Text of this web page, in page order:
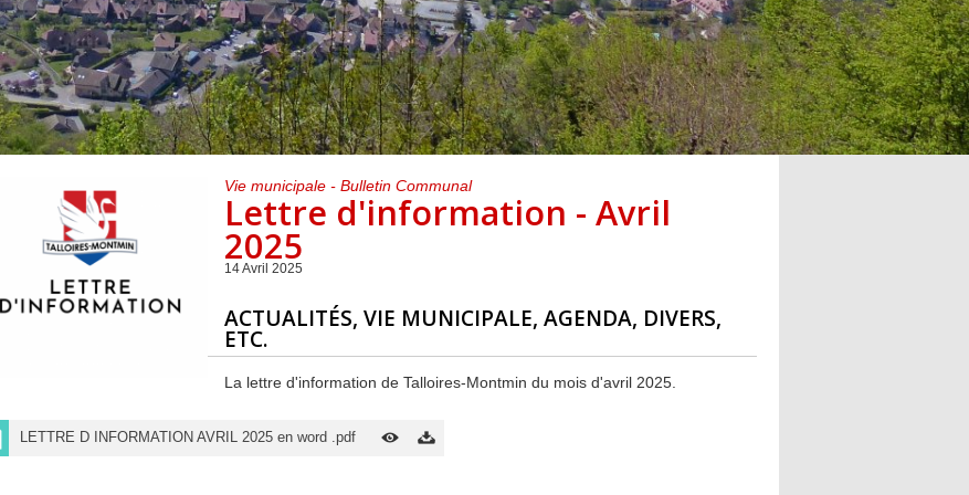
Centre de loisirs et
périscolaire
Mercredis
périscolaire
Vacances scolaires
Subventions
Vie municipale - Bulletin Communal
Lettre d'information - Avril
2025
14 Avril 2025
ACTUALITÉS, VIE MUNICIPALE, AGENDA, DIVERS,
ETC.
La lettre d'information de Talloires-Montmin du mois d'avril 2025.
LETTRE D INFORMATION AVRIL 2025 en word .pdf